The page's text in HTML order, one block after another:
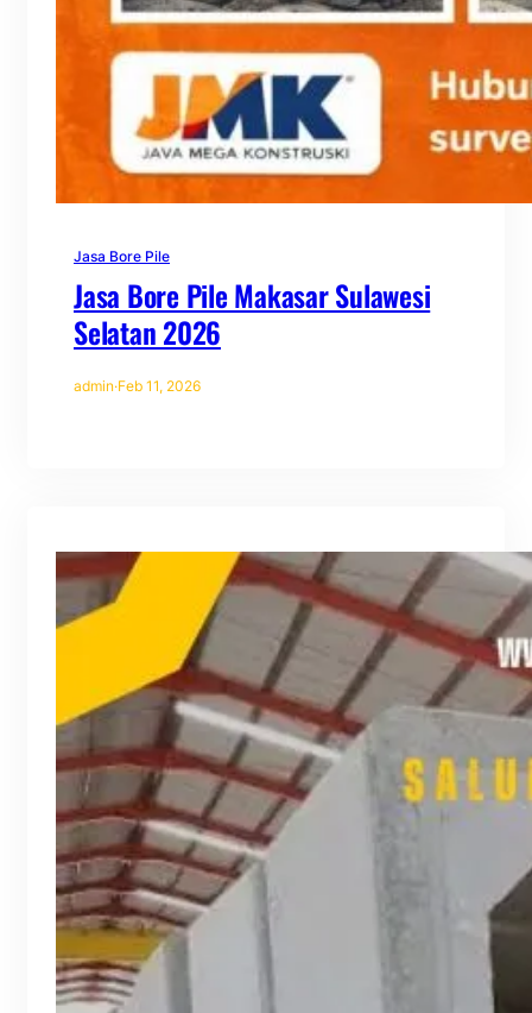
Jasa Bore Pile
Jasa Bore Pile Makasar Sulawesi
Selatan 2026
admin·Feb 11, 2026